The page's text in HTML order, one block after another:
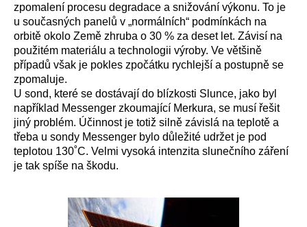
zpomalení procesu degradace a snižování výkonu. To je
u současných panelů v „normálních“ podmínkách na
orbitě okolo Země zhruba o 30 % za deset let. Závisí na
použitém materiálu a technologii výroby. Ve většině
případů však je pokles zpočátku rychlejší a postupně se
zpomaluje.
U sond, které se dostávají do blízkosti Slunce, jako byl
například Messenger zkoumající Merkura, se musí řešit
jiný problém. Účinnost je totiž silně závislá na teplotě a
třeba u sondy Messenger bylo důležité udržet je pod
teplotou 130˚C. Velmi vysoká intenzita slunečního záření
je tak spíše na škodu.